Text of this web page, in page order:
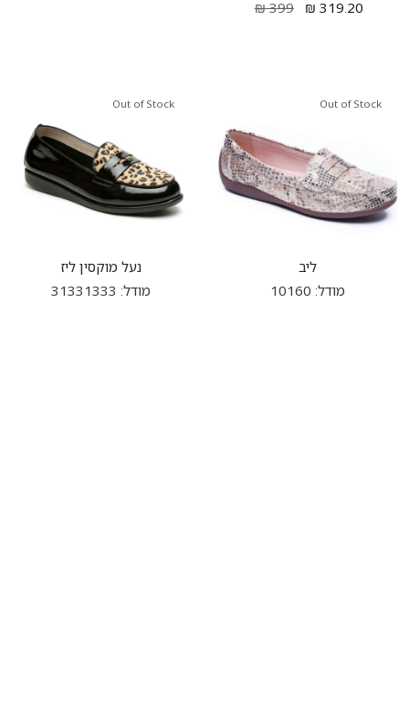
₪ 319.20
₪399
Out of Stock
ליב
מודל: 10160
Out of Stock
נעל מוקסין ליז
מודל: 31331333